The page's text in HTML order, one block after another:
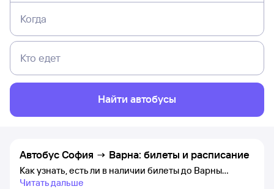
Когда
Кто едет
Найти автобусы
Автобус София → Варна: билеты и расписание
Как узнать, есть ли в наличии билеты до Варны
Читать дальше